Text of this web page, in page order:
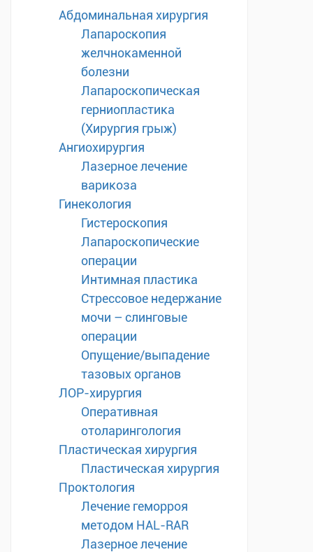
Абдоминальная хирургия
Лапароскопия
желчнокаменной
болезни
Лапароскопическая
герниопластика
(Хирургия грыж)
Ангиохирургия
Лазерное лечение
варикоза
Гинекология
Гистероскопия
Лапароскопические
операции
Интимная пластика
Стрессовое недержание
мочи – слинговые
операции
Опущение/выпадение
тазовых органов
ЛОР-хирургия
Оперативная
отоларингология
Пластическая хирургия
Пластическая хирургия
Проктология
Лечение геморроя
методом HAL-RAR
Лазерное лечение